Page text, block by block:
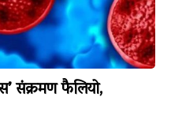
संक्रमण फैलियो,